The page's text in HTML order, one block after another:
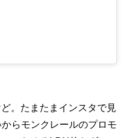
。たまたまインスタで見
らモンクレールのプロモ